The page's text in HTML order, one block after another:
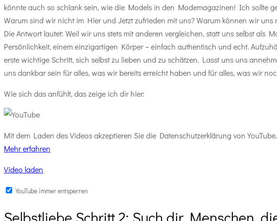
könnte auch so schlank sein, wie die Models in den Modemagazinen! Ich sollte
Warum sind wir nicht im Hier und Jetzt zufrieden mit uns? Warum können wir
Die Antwort lautet: Weil wir uns stets mit anderen vergleichen, statt uns selbst
Persönlichkeit, einem einzigartigen Körper – einfach authentisch und echt.
erste wichtige Schritt, sich selbst zu lieben und zu schätzen. Lasst uns uns
uns dankbar sein für alles, was wir bereits erreicht haben und für alles, was wir
Wie sich das anfühlt, das zeige ich dir hier:
Mit dem Laden des Videos akzeptieren Sie die Datenschutzerklärung von YouTube.
Mehr erfahren
Video laden
YouTube immer entsperren